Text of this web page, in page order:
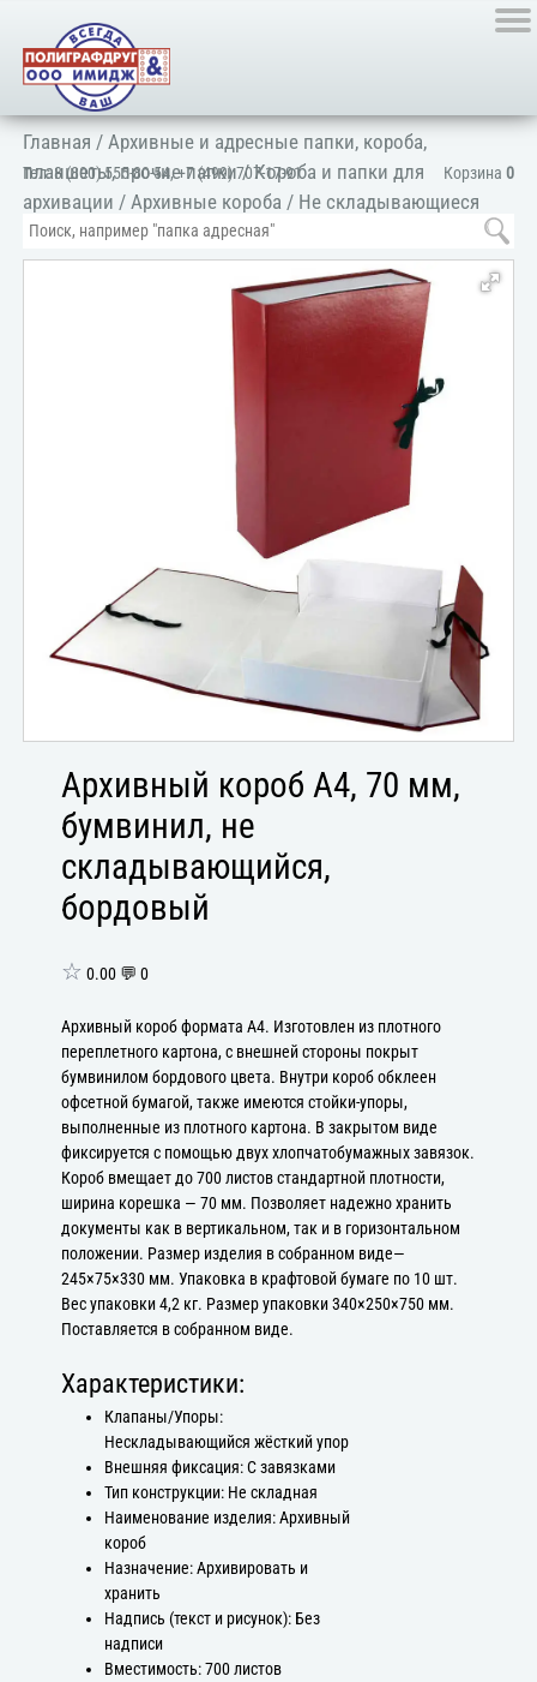
Корзина 0
Тел:8 (800) 555-80-54,+7 (499) 707-17-91
Главная /Архивные и адресные папки, короба,
планшеты, прочие папки/Короба и папки для
архивации /Архивные короба / Не складывающиеся
короба/
Архивный короб А4, 70 мм,
бумвинил, не
складывающийся,
бордовый
☆ 0.00 💬 0
Архивный короб формата А4. Изготовлен из плотного
переплетного картона, с внешней стороны покрыт
бумвинилом бордового цвета. Внутри короб обклеен
офсетной бумагой, также имеются стойки-упоры,
выполненные из плотного картона. В закрытом виде
фиксируется с помощью двух хлопчатобумажных завязок.
Короб вмещает до 700 листов стандартной плотности,
ширина корешка — 70 мм. Позволяет надежно хранить
документы как в вертикальном, так и в горизонтальном
положении. Размер изделия в собранном виде—
245×75×330 мм. Упаковка в крафтовой бумаге по 10 шт.
Вес упаковки 4,2 кг. Размер упаковки 340×250×750 мм.
Поставляется в собранном виде.
Характеристики:
Клапаны/Упоры:
Нескладывающийся жёсткий упор
Внешняя фиксация: С завязками
Тип конструкции: Не складная
Наименование изделия: Архивный
короб
Назначение: Архивировать и
хранить
Надпись (текст и рисунок): Без
надписи
Вместимость: 700 листов